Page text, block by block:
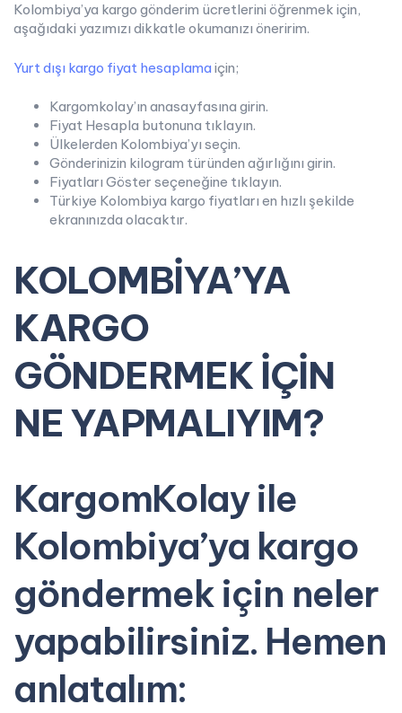
Kolombiya’ya kargo gönderim ücretlerini öğrenmek için,
aşağıdaki yazımızı dikkatle okumanızı öneririm.
Yurt dışı kargo fiyat hesaplama için;
Kargomkolay’ın anasayfasına girin.
Fiyat Hesapla butonuna tıklayın.
Ülkelerden Kolombiya’yı seçin.
Gönderinizin kilogram türünden ağırlığını girin.
Fiyatları Göster seçeneğine tıklayın.
Türkiye Kolombiya kargo fiyatları en hızlı şekilde
ekranınızda olacaktır.
KOLOMBİYA’YA
KARGO
GÖNDERMEK İÇİN
NE YAPMALIYIM?
KargomKolay ile
Kolombiya’ya kargo
göndermek için neler
yapabilirsiniz. Hemen
anlatalım: